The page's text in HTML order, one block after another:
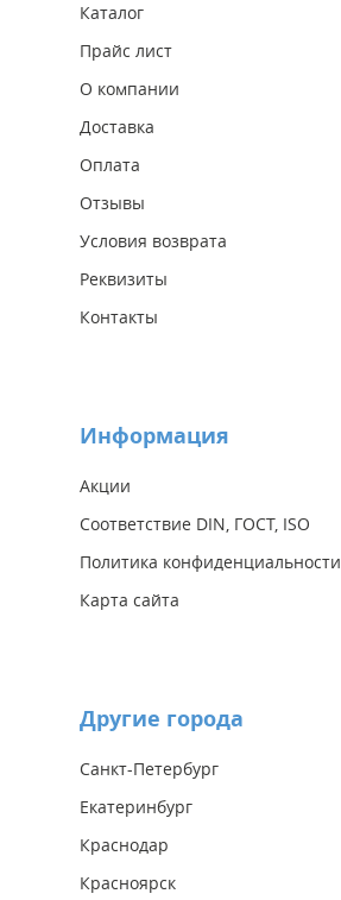
Каталог
Прайс лист
О компании
Доставка
Оплата
Отзывы
Условия возврата
Реквизиты
Контакты
Информация
Акции
Соответствие DIN, ГОСТ, ISO
Политика конфиденциальности
Карта сайта
Другие города
Санкт-Петербург
Екатеринбург
Краснодар
Красноярск